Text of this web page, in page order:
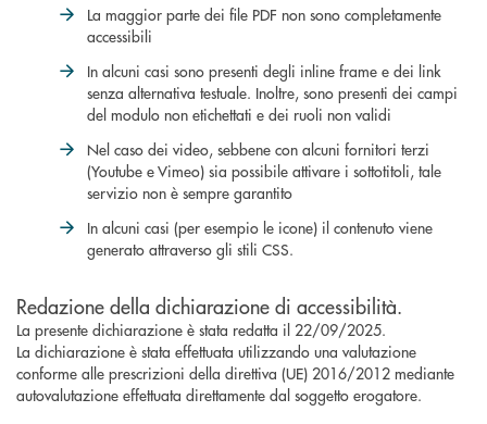
La maggior parte dei file PDF non sono completamente
accessibili
In alcuni casi sono presenti degli inline frame e dei link
senza alternativa testuale. Inoltre, sono presenti dei campi
del modulo non etichettati e dei ruoli non validi
Nel caso dei video, sebbene con alcuni fornitori terzi
(Youtube e Vimeo) sia possibile attivare i sottotitoli, tale
servizio non è sempre garantito
In alcuni casi (per esempio le icone) il contenuto viene
generato attraverso gli stili CSS.
Redazione della dichiarazione di accessibilità.
La presente dichiarazione è stata redatta il 22/09/2025.
La dichiarazione è stata effettuata utilizzando una valutazione
conforme alle prescrizioni della direttiva (UE) 2016/2012 mediante
autovalutazione effettuata direttamente dal soggetto erogatore.